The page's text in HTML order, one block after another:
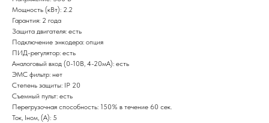
Мощность (кВт): 2.2
Гарантия: 2 года
Защита двигателя: есть
Подключение энкодера: опция
ПИД-регулятор: есть
Аналоговый вход (0-10В, 4-20мА): есть
ЭМС фильтр: нет
Степень защиты: IP 20
Съемный пульт: есть
Перегрузочная способность: 150% в течение 60 сек.
Ток, Iном, (А): 5